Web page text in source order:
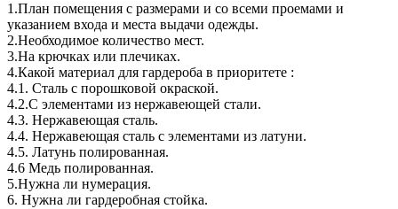
1.План помещения с размерами и со всеми проемами и
указанием входа и места выдачи одежды.
2.Необходимое количество мест.
3.На крючках или плечиках.
4.Какой материал для гардероба в приоритете :
4.1. Сталь с порошковой окраской.
4.2.С элементами из нержавеющей стали.
4.3. Нержавеющая сталь.
4.4. Нержавеющая сталь с элементами из латуни.
4.5. Латунь полированная.
4.6 Медь полированная.
5.Нужна ли нумерация.
6. Нужна ли гардеробная стойка.